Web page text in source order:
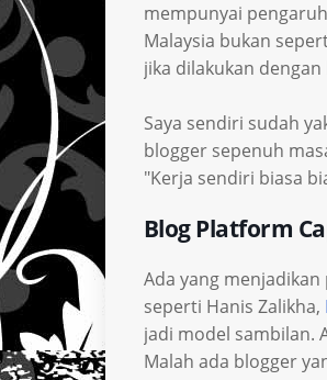
mempunyai
Malaysia bukan
jika dilakukan dengan
Saya sendiri sudah
blogger sepenuh
"Kerja sendiri biasa
Blog Platform
Ada yang
seperti Hanis Zalikha,
jadi model sambilan.
Malah ada blogger